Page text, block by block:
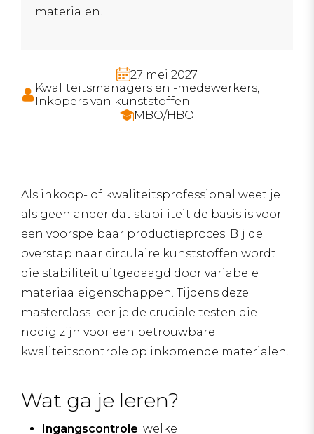
materialen.
27 mei 2027
Kwaliteitsmanagers en -medewerkers,
Inkopers van kunststoffen
MBO/HBO
Als inkoop- of kwaliteitsprofessional weet je
als geen ander dat stabiliteit de basis is voor
een voorspelbaar productieproces. Bij de
overstap naar circulaire kunststoffen wordt
die stabiliteit uitgedaagd door variabele
materiaaleigenschappen. Tijdens deze
masterclass leer je de cruciale testen die
nodig zijn voor een betrouwbare
kwaliteitscontrole op inkomende materialen.
Wat ga je leren?
Ingangscontrole: welke